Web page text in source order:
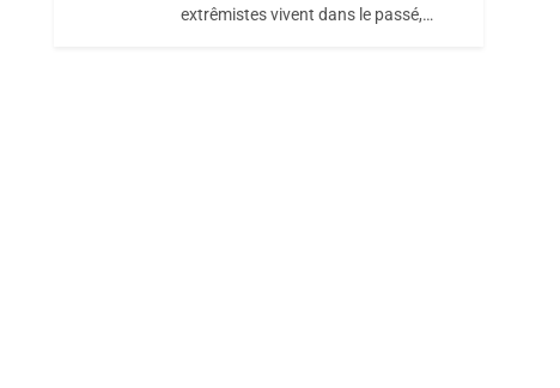
Maroc : Les Amandes
extrêmistes vivent dans le passé,…